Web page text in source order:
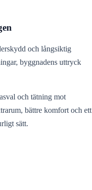
och långsiktig
byggnadens uttryck
och tätning mot
bättre komfort och ett
sätt.